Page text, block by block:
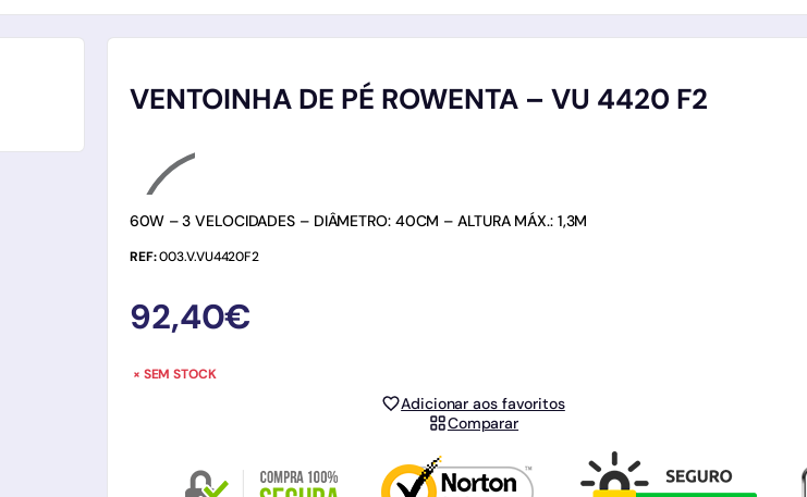
VENTOINHA DE PÉ ROWENTA – VU 4420 F2
60W – 3 VELOCIDADES – DIÂMETRO: 40CM – ALTURA MÁX.: 1,3M
REF:003.V.VU4420F2
92,40€
× SEM STOCK
Adicionar aos favoritos
Comparar